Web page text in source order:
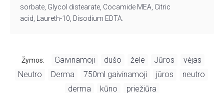
sorbate, Glycol distearate , Cocamide MEA, Citric
acid,
Laureth-10, Disodium EDTA.
Žymos: Gaivinamoji dušo žele Jūros vėjas
Neutro Derma 750ml gaivinamoji jūros neutro
derma kūno priežiūra